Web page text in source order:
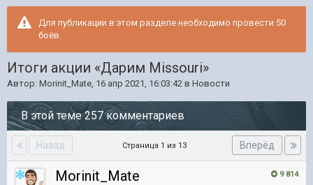
Для публикации в этом разделе необходимо провести 50
боёв.
Итоги акции «Дарим Missouri»
Автор: Morinit_Mate, 16 апр 2021, 16:03:42 в Новости
В этой теме 257 комментариев
Назад Вперёд
Страница 1 из 13
9 814
Morinit_Mate